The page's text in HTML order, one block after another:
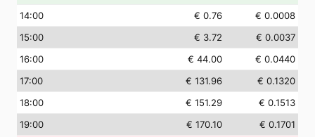
14:00 € 0.76
€ 0.0008
15:00 € 3.72
€ 0.0037
16:00 € 44.00
€ 0.0440
17:00 € 131.96
€ 0.1320
18:00 € 151.29
€ 0.1513
19:00 € 170.10
€ 0.1701